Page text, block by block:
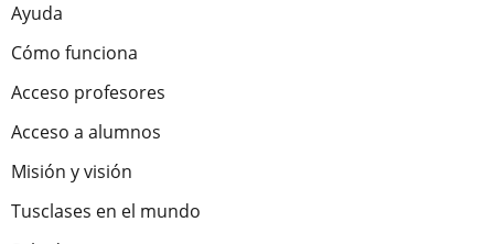
Ayuda
Cómo funciona
Acceso profesores
Acceso a alumnos
Misión y visión
Tusclases en el mundo